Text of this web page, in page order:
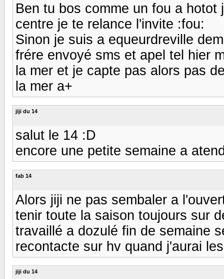
Ben tu bos comme un fou a
centre je te relance l'invite :fou:
Sinon je suis a equeurdreville
frére envoyé sms et apel tel hier
la mer et je capte pas alors pas
la mer a+
jiji du 14
salut le 14 :D
encore une petite semaine a
fab 14
Alors jiji ne pas sembaler a
tenir toute la saison toujours sur
travaillé a dozulé fin de semaine
recontacte sur hv quand j'aurai
jiji du 14